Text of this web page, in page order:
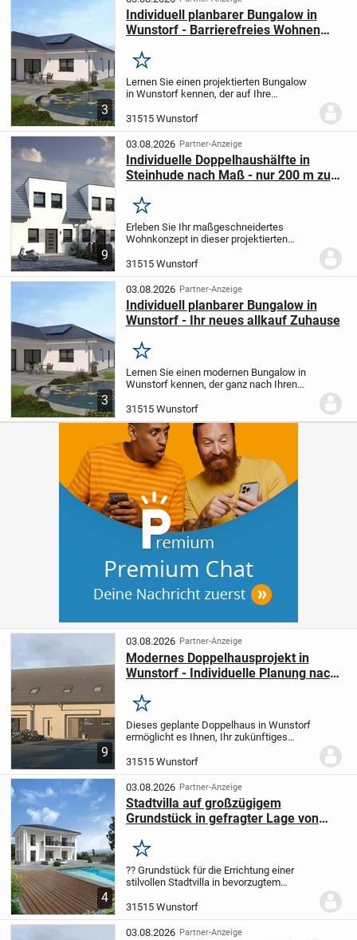
3
Individuell planbarer Bungalow in
Wunstorf - Barrierefreies Wohnen
Merken
Lernen Sie einen projektierten Bungalow
in Wunstorf kennen, der auf Ihre
werden kann. Das moderne Fertighaus
bietet Ihnen ca. 142,02 m² ebenerdiges,
barrierefrei...
31515 Wunstorf
9
03.08.2026 Partner-Anzeige
Individuelle Doppelhaushälfte in
Steinhude nach Maß - nur 200 m zur
Merken
Erleben Sie Ihr maßgeschneidertes
Wohnkonzept in dieser projektierten
Vorstellungen entsteht. Auf ca. 113,64 m²
Wohnfläche und einem Grundstück mit
rund 345 m²...
31515 Wunstorf
3
03.08.2026 Partner-Anzeige
Individuell planbarer Bungalow in
Wunstorf - Ihr neues allkauf Zuhause
Merken
Lernen Sie einen modernen Bungalow in
Wunstorf kennen, der ganz nach Ihren
werden kann. Dieses innovative
Fertighaus eröffnet Ihnen auf einer Ebene
vier Zimmer und...
31515 Wunstorf
9
03.08.2026 Partner-Anzeige
Modernes Doppelhausprojekt in
Wunstorf - Individuelle Planung nach
Merken
Dieses geplante Doppelhaus in Wunstorf
ermöglicht es Ihnen, Ihr zukünftiges
gestalten. Die großzügige Wohnfläche
von etwa 131,18 m² verteilt sich auf zwei
Ebenen...
31515 Wunstorf
4
03.08.2026 Partner-Anzeige
Stadtvilla auf großzügigem
Grundstück in gefragter Lage von
Merken
?? Grundstück für die Errichtung einer
stilvollen Stadtvilla in bevorzugtem
reizvolle Grundstück befindet sich in einer
beliebten Wohnlage von Steinhude und
bietet...
31515 Wunstorf
03.08.2026 Partner-Anzeige